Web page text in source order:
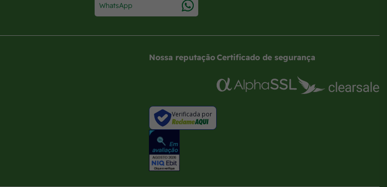
WhatsApp
Nossa reputação
Verificada por
Certificado de segurança